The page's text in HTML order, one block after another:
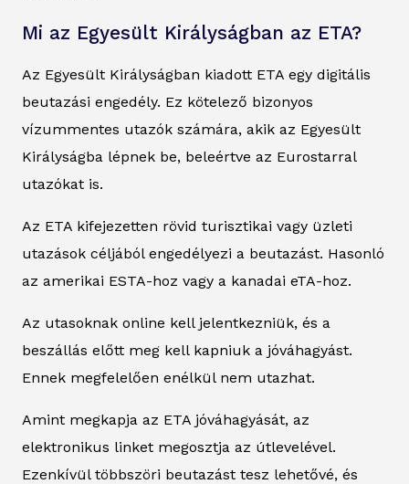
Mi az Egyesült Királyságban az ETA?
Az Egyesült Királyságban kiadott ETA egy digitális
beutazási engedély. Ez kötelező bizonyos
vízummentes utazók számára, akik az Egyesült
Királyságba lépnek be, beleértve az Eurostarral
utazókat is.
Az ETA kifejezetten rövid turisztikai vagy üzleti
utazások céljából engedélyezi a beutazást. Hasonló
az amerikai ESTA-hoz vagy a kanadai eTA-hoz.
Az utasoknak online kell jelentkezniük, és a
beszállás előtt meg kell kapniuk a jóváhagyást.
Ennek megfelelően enélkül nem utazhat.
Amint megkapja az ETA jóváhagyását, az
elektronikus linket megosztja az útlevelével.
Ezenkívül többszöri beutazást tesz lehetővé, és